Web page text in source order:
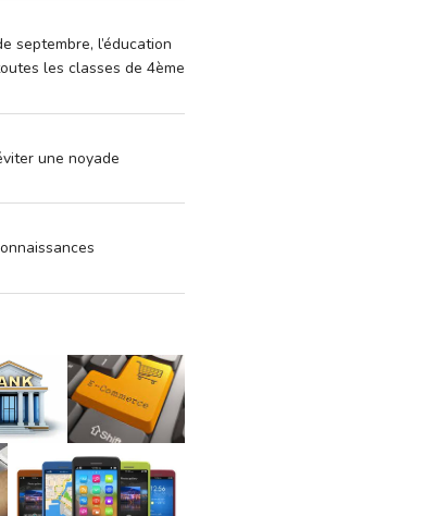
septembre, l’éducation
les classes de 4ème
une noyade